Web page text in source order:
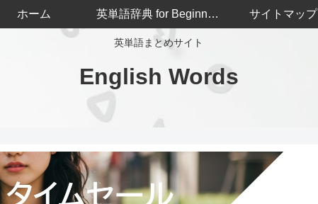
英単語まとめサイト
English Words
ホーム 英単語辞典 for Beginners サイトマップ